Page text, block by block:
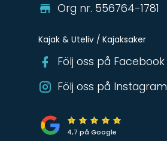
Org nr. 556764-1781
Kajak & Uteliv / Kajaksaker
Följ oss på Facebook
Följ oss på Instagram
4,7 på Google